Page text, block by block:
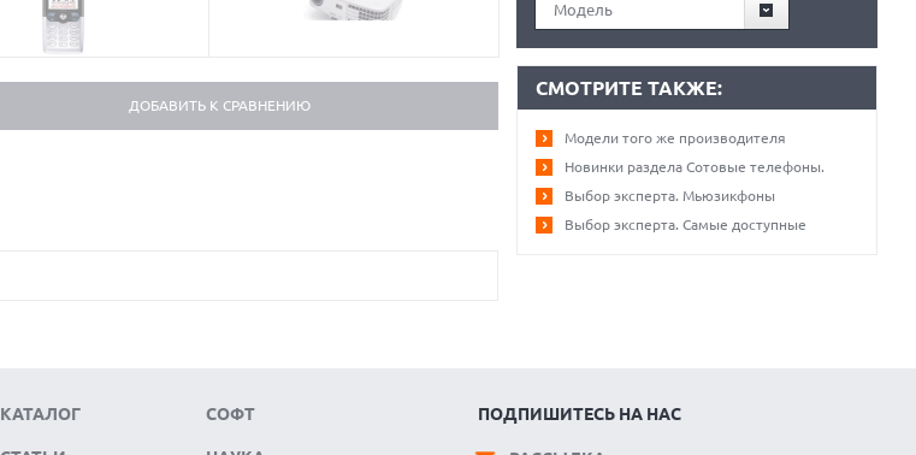
ДОБАВИТЬ К СРАВНЕНИЮ
Модель
СМОТРИТЕ ТАКЖЕ:
Модели того же производителя
Новинки раздела Сотовые телефоны.
Выбор эксперта. Мьюзикфоны
Выбор эксперта. Самые доступные
КАТАЛОГ СОФТ ПОДПИШИТЕСЬ НА НАС